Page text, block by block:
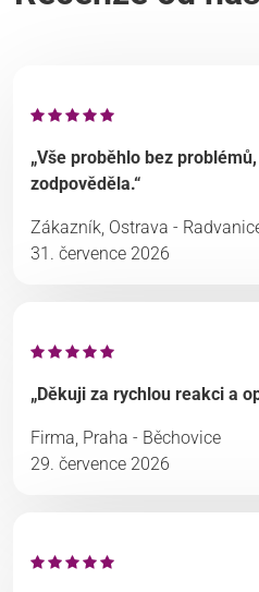
„Vše proběhlo bez
zodpověděla.“
Zákazník, Ostrava -
31. července 2026
„Děkuji za rychlou reakci a
Firma, Praha - Běchovice
29. července 2026